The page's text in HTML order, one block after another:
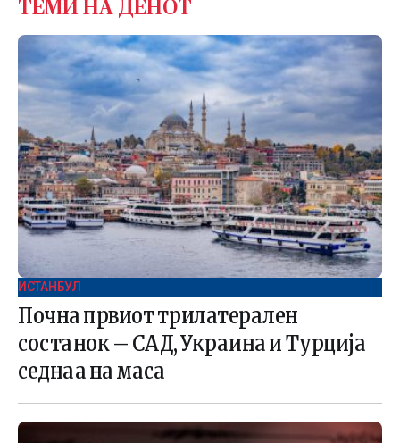
ТЕМИ НА ДЕНОТ
ИСТАНБУЛ
Почна првиот трилатерален
состанок – САД, Украина и Турција
седнаа на маса